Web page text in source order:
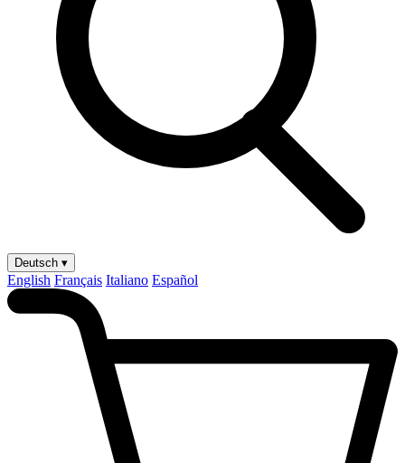
Deutsch ▾
English Français Italiano Español